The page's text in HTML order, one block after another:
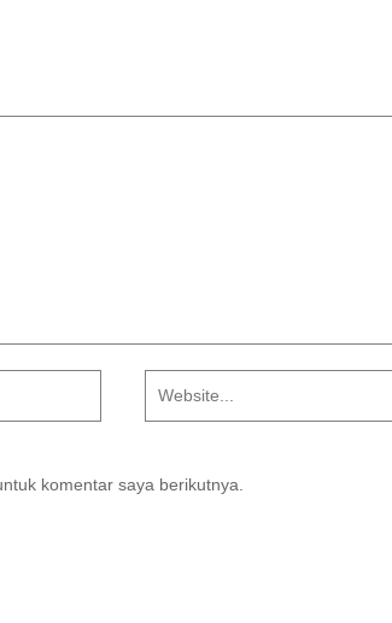
komentar saya berikutnya.